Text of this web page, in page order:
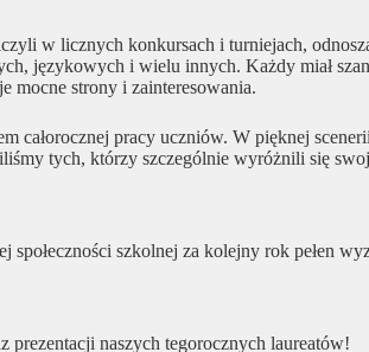
w licznych konkursach i turniejach,
językowych i wielu innych. Każdy miał
mocne strony i zainteresowania.
całorocznej pracy uczniów. W pięknej scenerii
tych, którzy szczególnie wyróżnili się
społeczności szkolnej za kolejny rok pełen
prezentacji naszych tegorocznych laureatów!